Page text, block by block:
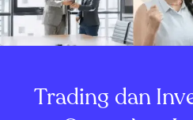
Trading dan